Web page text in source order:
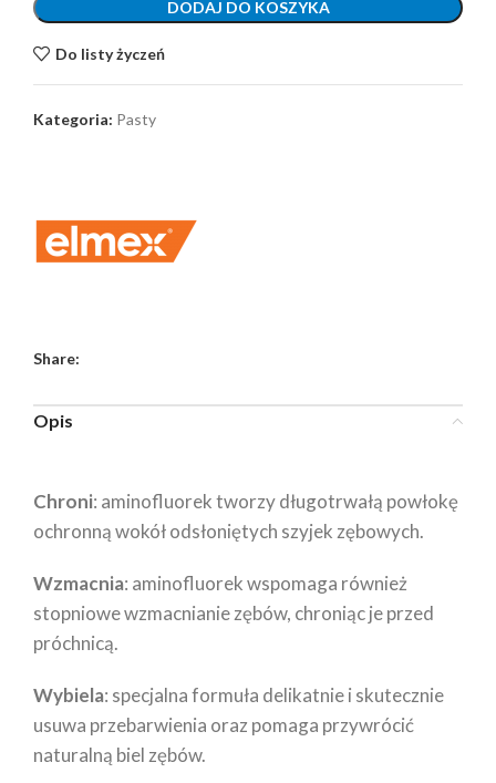
DODAJ DO KOSZYKA
Do listy życzeń
Kategoria: Pasty
Share:
Opis
Chroni: aminofluorek tworzy długotrwałą powłokę
ochronną wokół odsłoniętych szyjek zębowych.
Wzmacnia: aminofluorek wspomaga również
stopniowe wzmacnianie zębów, chroniąc je przed
próchnicą.
Wybiela: specjalna formuła delikatnie i skutecznie
usuwa przebarwienia oraz pomaga przywrócić
naturalną biel zębów.